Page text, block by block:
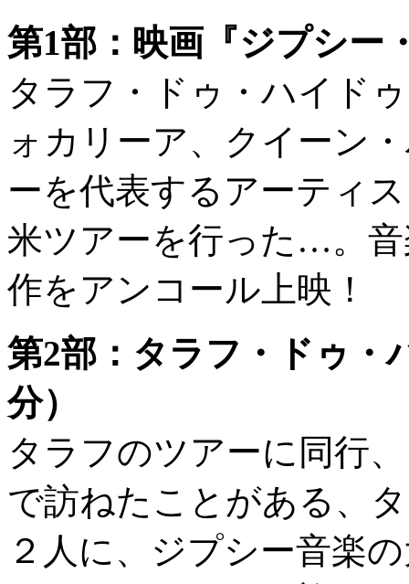
第1部：映画『ジプシー
タラフ・ドゥ・ハイド
ォカリーア、クイーン
ーを代表するアーティ
米ツアーを行った…。
作をアンコール上映！
第2部：タラフ・ドゥ・
分）
タラフのツアーに同行
で訪ねたことがある、
２人に、ジプシー音楽